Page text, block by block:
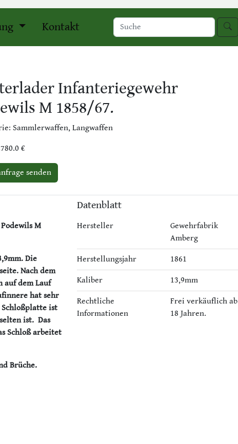
Kontakt
Infanteriegewehr
M 1858/67.
Sammlerwaffen, Langwaffen
€
senden
M
Die
Nach dem
auf dem Lauf
hat sehr
ist
ist. Das
Schloß arbeitet
Brüche.
Datenblatt
Hersteller
Gewehrfabrik
Amberg
Herstellungsjahr 1861
Kaliber 13,9mm
Rechtliche
Informationen
Frei verkäuflich ab
18 Jahren.